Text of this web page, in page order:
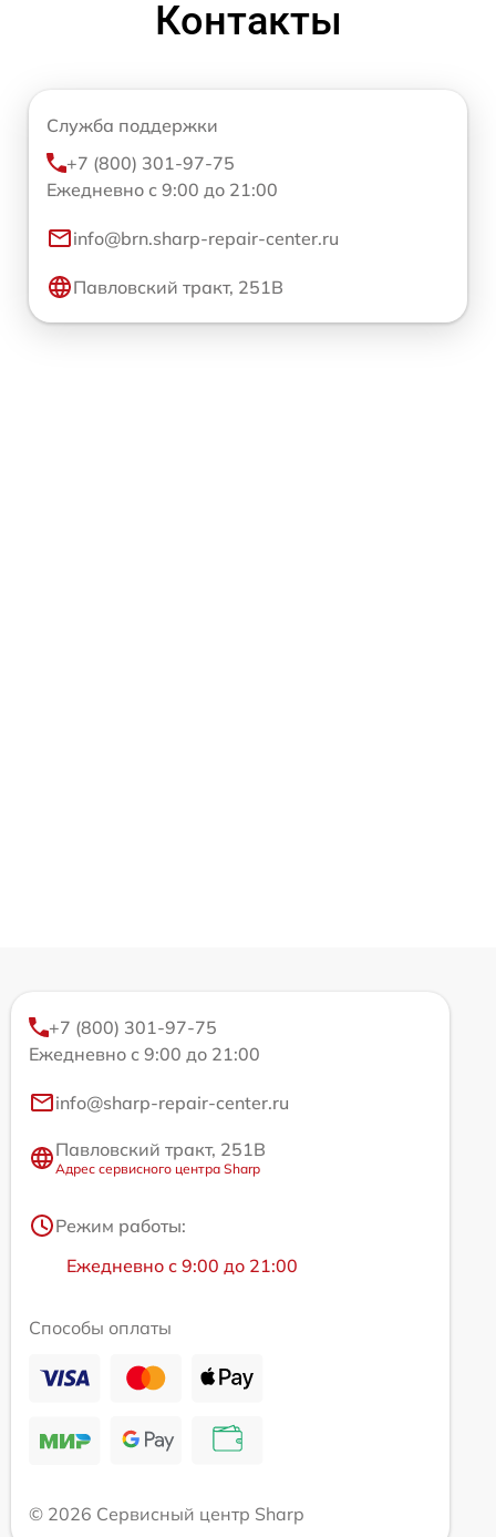
Контакты
Служба поддержки
+7 (800) 301-97-75
Ежедневно с 9:00 до 21:00
info@brn.sharp-repair-center.ru
Павловский тракт, 251В
+7 (800) 301-97-75
Ежедневно с 9:00 до 21:00
info@sharp-repair-center.ru
Павловский тракт, 251В
Адрес сервисного центра Sharp
Режим работы:
Ежедневно с 9:00 до 21:00
Способы оплаты
© 2026 Сервисный центр Sharp